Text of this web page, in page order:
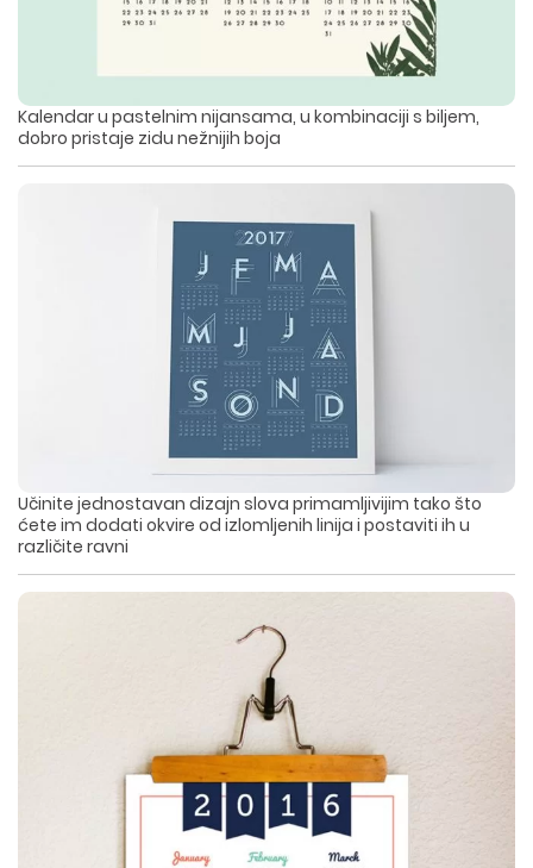
WEB DEVELOPMENTDIZAJN ETIKETA I AMBALAZE
DIGITALNI MARKETING
COPYWRITING
Kalendar u pastelnim nijansama, u kombinaciji s biljem,
dobro pristaje zidu nežnijih boja
Učinite jednostavan dizajn slova primamljivijim tako što
ćete im dodati okvire od izlomljenih linija i postaviti ih u
različite ravni